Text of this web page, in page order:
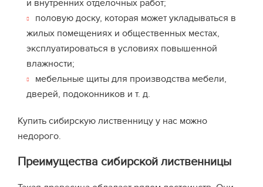
и внутренних отделочных работ;
половую доску, которая может укладываться в
жилых помещениях и общественных местах,
эксплуатироваться в условиях повышенной
влажности;
мебельные щиты для производства мебели,
дверей, подоконников и т. д.
Купить сибирскую лиственницу у нас можно
недорого.
Преимущества сибирской лиственницы